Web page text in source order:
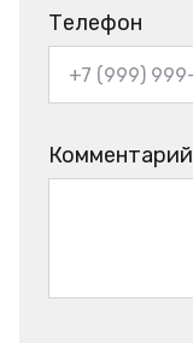
Телефон
Комментарий